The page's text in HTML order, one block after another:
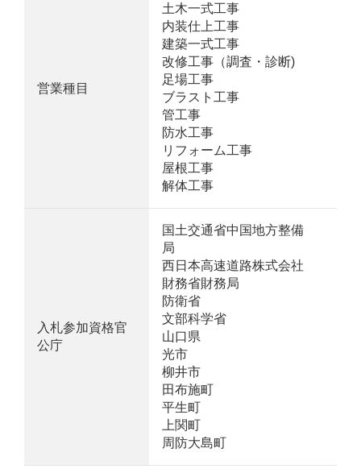
営業種目
土木一式工事
内装仕上工事
建築一式工事
改修工事（調査・診断)
足場工事
ブラスト工事
管工事
防水工事
リフォーム工事
屋根工事
解体工事
入札参加資格官
公庁
国土交通省中国地方整備
局
西日本高速道路株式会社
財務省財務局
防衛省
文部科学省
山口県
光市
柳井市
田布施町
平生町
上関町
周防大島町